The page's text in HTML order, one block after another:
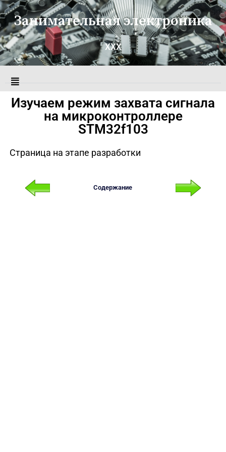
Занимательная электроника
XXX
Изучаем режим захвата сигнала
на микроконтроллере
STM32f103
Страница на этапе разработки
Содержание